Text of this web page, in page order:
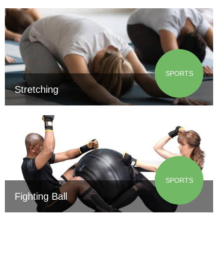
Stretching
SPORTS
Fighting Ball
SPORTS